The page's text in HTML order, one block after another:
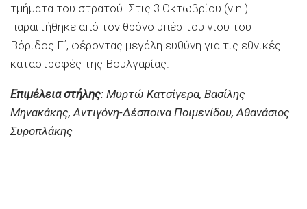
τμήματα του στρατού. Στις 3 Οκτωβρίου (ν.η.)
παραιτήθηκε από τον θρόνο υπέρ του γιου του
Βόριδος Γ΄, φέροντας μεγάλη ευθύνη για τις εθνικές
καταστροφές της Βουλγαρίας.
Επιμέλεια στήλης: Μυρτώ Κατσίγερα, Βασίλης
Μηνακάκης, Αντιγόνη-Δέσποινα Ποιμενίδου, Αθανάσιος
Συροπλάκης